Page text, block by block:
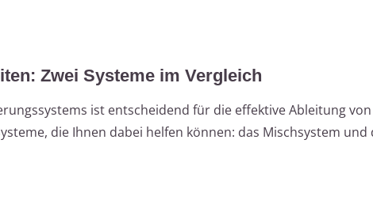
Zwei Systeme im Vergleich
ist entscheidend für die effektive Ableitung von
die Ihnen dabei helfen können: das Mischsystem und